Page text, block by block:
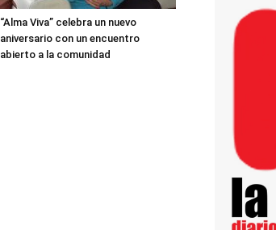
“Alma Viva” celebra un nuevo
aniversario con un encuentro
abierto a la comunidad